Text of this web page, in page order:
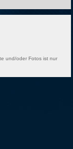
und/oder Fotos ist nur